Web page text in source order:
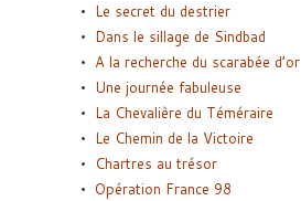
Le secret du destrier
Dans le sillage de Sindbad
A la recherche du scarabée d’or
Une journée fabuleuse
La Chevalière du Téméraire
Le Chemin de la Victoire
Chartres au trésor
Opération France 98